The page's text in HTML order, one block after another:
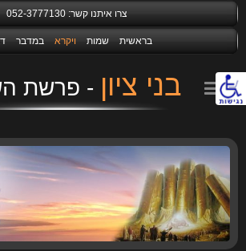
נגישות
צרו איתנו קשר:052-3777130
בראשית שמות ויקרא במדבר
בני ציון